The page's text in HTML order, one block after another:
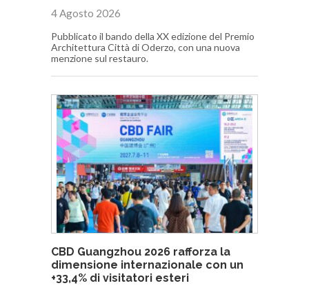
4 Agosto 2026
Pubblicato il bando della XX edizione del Premio
Architettura Città di Oderzo, con una nuova
menzione sul restauro.
CBD Guangzhou 2026 rafforza la
dimensione internazionale con un
+33,4% di visitatori esteri